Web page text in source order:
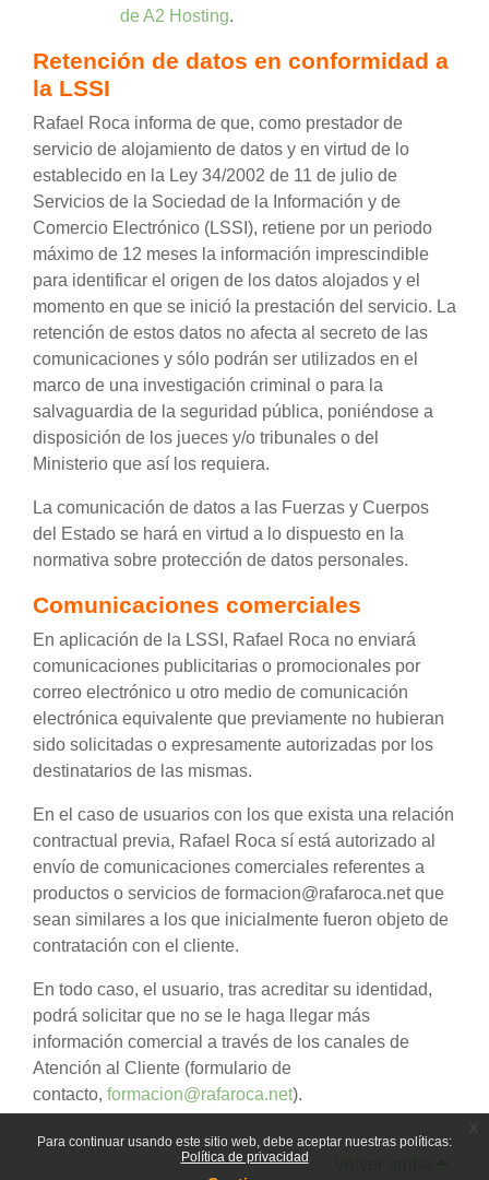
Para continuar usando este sitio web, debe aceptar nuestras políticas:
Política de privacidad
de A2 Hosting.
Retención de datos en conformidad a
la LSSI
Rafael Roca informa de que, como prestador de
servicio de alojamiento de datos y en virtud de lo
establecido en la Ley 34/2002 de 11 de julio de
Servicios de la Sociedad de la Información y de
Comercio Electrónico (LSSI), retiene por un periodo
máximo de 12 meses la información imprescindible
para identificar el origen de los datos alojados y el
momento en que se inició la prestación del servicio. La
retención de estos datos no afecta al secreto de las
comunicaciones y sólo podrán ser utilizados en el
marco de una investigación criminal o para la
salvaguardia de la seguridad pública, poniéndose a
disposición de los jueces y/o tribunales o del
Ministerio que así los requiera.
La comunicación de datos a las Fuerzas y Cuerpos
del Estado se hará en virtud a lo dispuesto en la
normativa sobre protección de datos personales.
Comunicaciones comerciales
En aplicación de la LSSI, Rafael Roca no enviará
comunicaciones publicitarias o promocionales por
correo electrónico u otro medio de comunicación
electrónica equivalente que previamente no hubieran
sido solicitadas o expresamente autorizadas por los
destinatarios de las mismas.
En el caso de usuarios con los que exista una relación
contractual previa, Rafael Roca sí está autorizado al
envío de comunicaciones comerciales referentes a
productos o servicios de formacion@rafaroca.net que
sean similares a los que inicialmente fueron objeto de
contratación con el cliente.
En todo caso, el usuario, tras acreditar su identidad,
podrá solicitar que no se le haga llegar más
información comercial a través de los canales de
Atención al Cliente (formulario de
contacto, formacion@rafaroca.net).